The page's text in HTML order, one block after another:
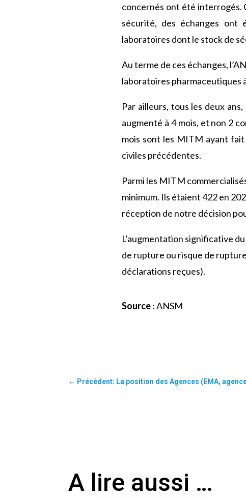
concernés ont été interrogés.
sécurité, des échanges ont
laboratoires dont le stock de
Au terme de ces échanges,
laboratoires pharmaceutiques
Par ailleurs, tous les deux ans,
augmenté à 4 mois, et non 2
mois sont les MITM ayant
civiles précédentes.
Parmi les MITM
minimum. Ils étaient 422 en
réception de notre décision
L’augmentation significative
de rupture ou risque de
déclarations reçues).
Source: ANSM
← Précédent: La position des Agences (EMA,
A lire aussi …